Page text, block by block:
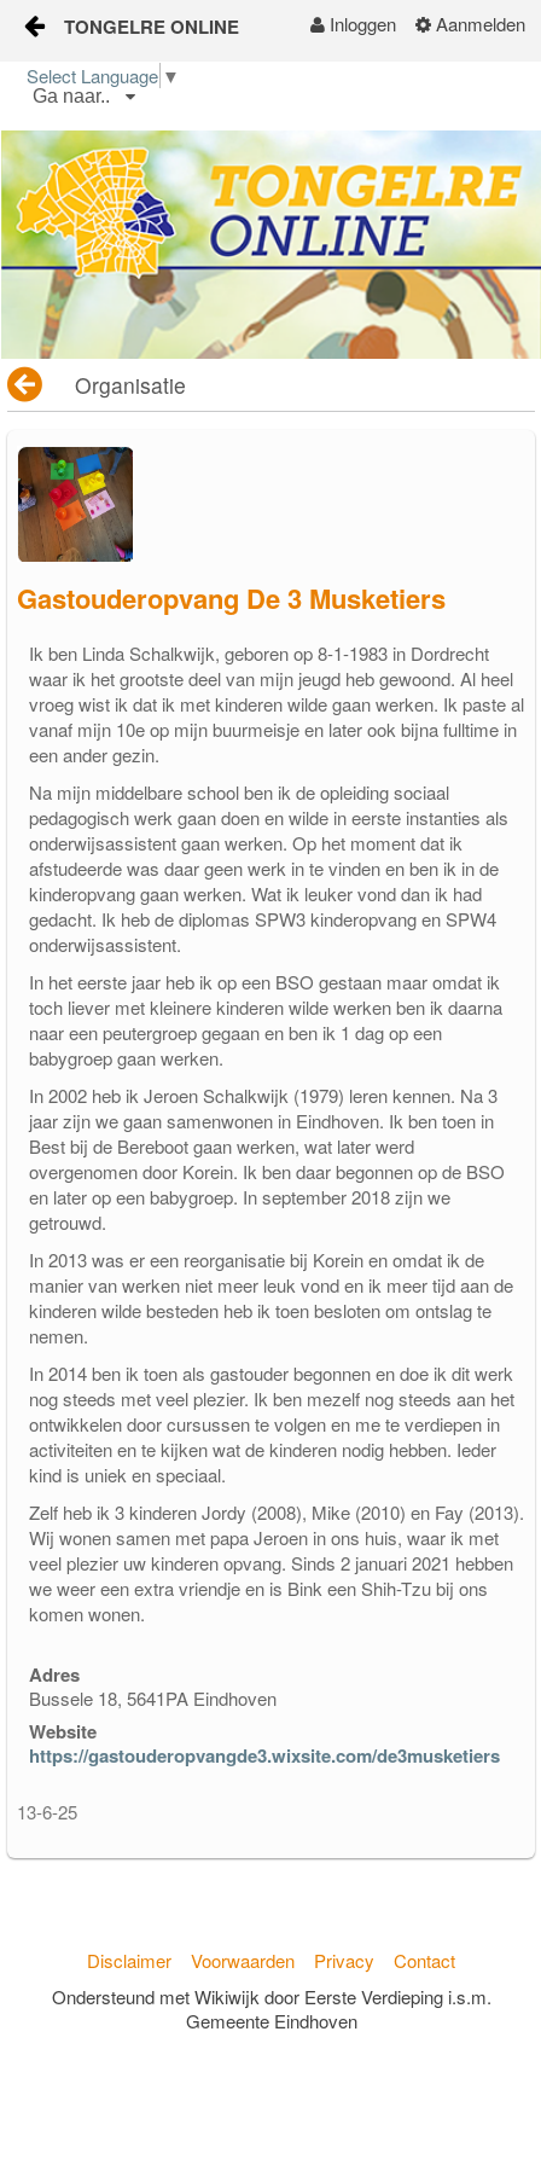
Naar content
Inloggen Aanmelden
TONGELRE ONLINE
Home
Wijkgids
Kalender
Nieuws
Groepen
Ga naar..
Organisatie
Gastouderopvang De 3 Musketiers
Ik ben Linda Schalkwijk, geboren op 8-1-1983 in Dordrecht
waar ik het grootste deel van mijn jeugd heb gewoond. Al heel
vroeg wist ik dat ik met kinderen wilde gaan werken. Ik paste al
vanaf mijn 10e op mijn buurmeisje en later ook bijna fulltime in
een ander gezin.
Na mijn middelbare school ben ik de opleiding sociaal
pedagogisch werk gaan doen en wilde in eerste instanties als
onderwijsassistent gaan werken. Op het moment dat ik
afstudeerde was daar geen werk in te vinden en ben ik in de
kinderopvang gaan werken. Wat ik leuker vond dan ik had
gedacht. Ik heb de diplomas SPW3 kinderopvang en SPW4
onderwijsassistent.
In het eerste jaar heb ik op een BSO gestaan maar omdat ik
toch liever met kleinere kinderen wilde werken ben ik daarna
naar een peutergroep gegaan en ben ik 1 dag op een
babygroep gaan werken.
In 2002 heb ik Jeroen Schalkwijk (1979) leren kennen. Na 3
jaar zijn we gaan samenwonen in Eindhoven. Ik ben toen in
Best bij de Bereboot gaan werken, wat later werd
overgenomen door Korein. Ik ben daar begonnen op de BSO
en later op een babygroep. In september 2018 zijn we
getrouwd.
In 2013 was er een reorganisatie bij Korein en omdat ik de
manier van werken niet meer leuk vond en ik meer tijd aan de
kinderen wilde besteden heb ik toen besloten om ontslag te
nemen.
In 2014 ben ik toen als gastouder begonnen en doe ik dit werk
nog steeds met veel plezier. Ik ben mezelf nog steeds aan het
ontwikkelen door cursussen te volgen en me te verdiepen in
activiteiten en te kijken wat de kinderen nodig hebben. Ieder
kind is uniek en speciaal.
Zelf heb ik 3 kinderen Jordy (2008), Mike (2010) en Fay (2013).
Wij wonen samen met papa Jeroen in ons huis, waar ik met
veel plezier uw kinderen opvang. Sinds 2 januari 2021 hebben
we weer een extra vriendje en is Bink een Shih-Tzu bij ons
komen wonen.
Adres
Bussele 18, 5641PA Eindhoven
Website
https://gastouderopvangde3.wixsite.com/de3musketiers
13-6-25
Disclaimer Voorwaarden Privacy
Contact
Ondersteund met Wikiwijk door Eerste Verdieping i.s.m.
Gemeente Eindhoven
Select Language ▼